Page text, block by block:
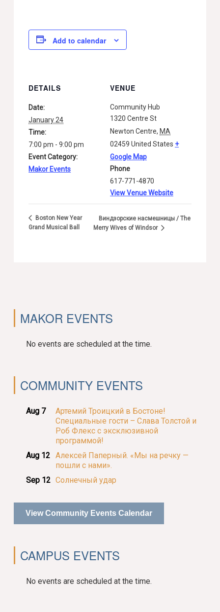
Add to calendar
DETAILS
Date:
January 24
Time:
7:00 pm - 9:00 pm
Event Category:
Makor Events
VENUE
Community Hub
1320 Centre St
Newton Centre, MA
02459 United States +
Google Map
Phone
617-771-4870
View Venue Website
Boston New Year
Grand Musical Ball
Виндзорские насмешницы / The
Merry Wives of Windsor
MAKOR EVENTS
No events are scheduled at the time.
COMMUNITY EVENTS
Aug 7
Артемий Троицкий в Бостоне!
Специальные гости – Слава Толстой и
Роб Флекс с эксклюзивной
программой!
Aug 12 Алексей Паперный. «Мы на речку —
пошли с нами».
Sep 12 Солнечный удар
View Community Events Calendar
CAMPUS EVENTS
No events are scheduled at the time.